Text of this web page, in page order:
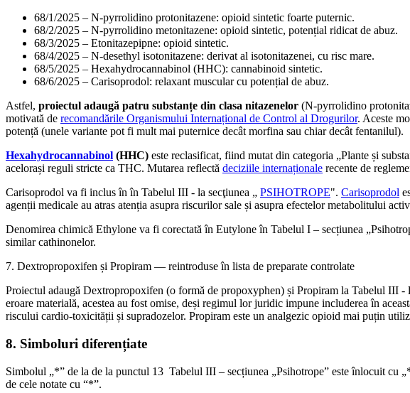
68/1/2025 – N-pyrrolidino protonitazene: opioid sintetic foarte puternic.
68/2/2025 – N-pyrrolidino metonitazene: opioid sintetic, potențial ridicat de abuz.
68/3/2025 – Etonitazepipne: opioid sintetic.
68/4/2025 – N-desethyl isotonitazene: derivat al isotonitazenei, cu risc mare.
68/5/2025 – Hexahydrocannabinol (HHC): cannabinoid sintetic.
68/6/2025 – Carisoprodol: relaxant muscular cu potențial de abuz.
Astfel, proiectul adaugă patru substanțe din clasa nitazenelor (N‑pyrrolidino
motivată de recomandările Organismului Internațional de Control al Drogurilor. Aceste
potență (unele variante pot fi mult mai puternice decât morfina sau chiar decât fentanilul).
Hexahydrocannabinol (HHC) este reclasificat, fiind mutat din categoria „Plante și
acelorași reguli stricte ca THC. Mutarea reflectă deciziile internaționale recente de
Carisoprodol va fi inclus în în Tabelul III - la secţiunea „ PSIHOTROPE". Carisoprodol
agenții medicale au atras atenția asupra riscurilor sale și asupra efectelor metabolitului
Denomirea chimică Ethylone va fi corectată în Eutylone în Tabelul I – secțiunea
similar cathinonelor.
7. Dextropropoxifen și Propiram — reintroduse în lista de preparate controlate
Proiectul adaugă Dextropropoxifen (o formă de propoxyphen) și Propiram la Tabelul III -
eroare materială, acestea au fost omise, deși regimul lor juridic impune includerea în
riscului cardio‑toxicității și supradozelor. Propiram este un analgezic opioid mai puțin
8. Simboluri diferențiate
Simbolul „*” de la de la punctul 13 Tabelul III – secțiunea „Psihotrope” este înlocuit cu
de cele notate cu “*”.